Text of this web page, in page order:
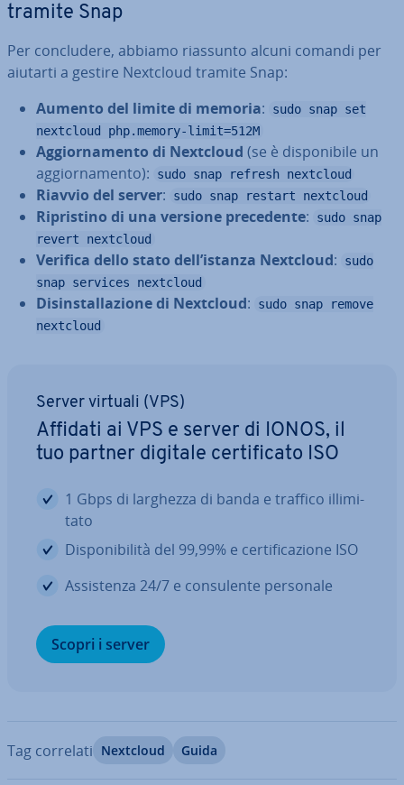
tramite Snap
Per con­clu­de­re, abbiamo riassunto alcuni comandi per
aiutarti a gestire Nextcloud tramite Snap:
Aumento del limite di memoria:
sudo snap set
nextcloud php.memory-limit=512M
Ag­gior­na­men­to di Nextcloud (se è di­spo­ni­bi­le un
ag­gior­na­men­to):
sudo snap refresh nextcloud
Riavvio del server: sudo snap restart nextcloud
Ri­pri­sti­no di una versione pre­ce­den­te:
sudo snap
revert nextcloud
Verifica dello stato dell’istanza Nextcloud:
sudo
snap services nextcloud
Di­sin­stal­la­zio­ne di Nextcloud:
sudo snap remove
nextcloud
Server virtuali (VPS)
Affidati ai VPS e server di IONOS, il
tuo partner digitale cer­ti­fi­ca­to ISO
1 Gbps di larghezza di banda e traffico il­li­mi­
ta­to
Di­spo­ni­bi­li­tà del 99,99% e cer­ti­fi­ca­zio­ne ISO
As­si­sten­za 24/7 e con­su­len­te personale
Scopri i server
Tag correlati Nextcloud Guida